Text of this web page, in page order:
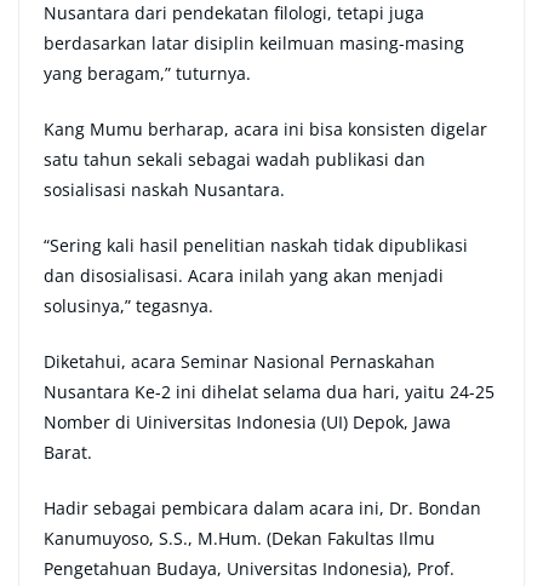
Nusantara dari pendekatan filologi, tetapi juga
berdasarkan latar disiplin keilmuan masing-masing
yang beragam,” tuturnya.
Kang Mumu berharap, acara ini bisa konsisten digelar
satu tahun sekali sebagai wadah publikasi dan
sosialisasi naskah Nusantara.
“Sering kali hasil penelitian naskah tidak dipublikasi
dan disosialisasi. Acara inilah yang akan menjadi
solusinya,” tegasnya.
Diketahui, acara Seminar Nasional Pernaskahan
Nusantara Ke-2 ini dihelat selama dua hari, yaitu 24-25
Nomber di Uiniversitas Indonesia (UI) Depok, Jawa
Barat.
Hadir sebagai pembicara dalam acara ini, Dr. Bondan
Kanumuyoso, S.S., M.Hum. (Dekan Fakultas Ilmu
Pengetahuan Budaya, Universitas Indonesia), Prof.